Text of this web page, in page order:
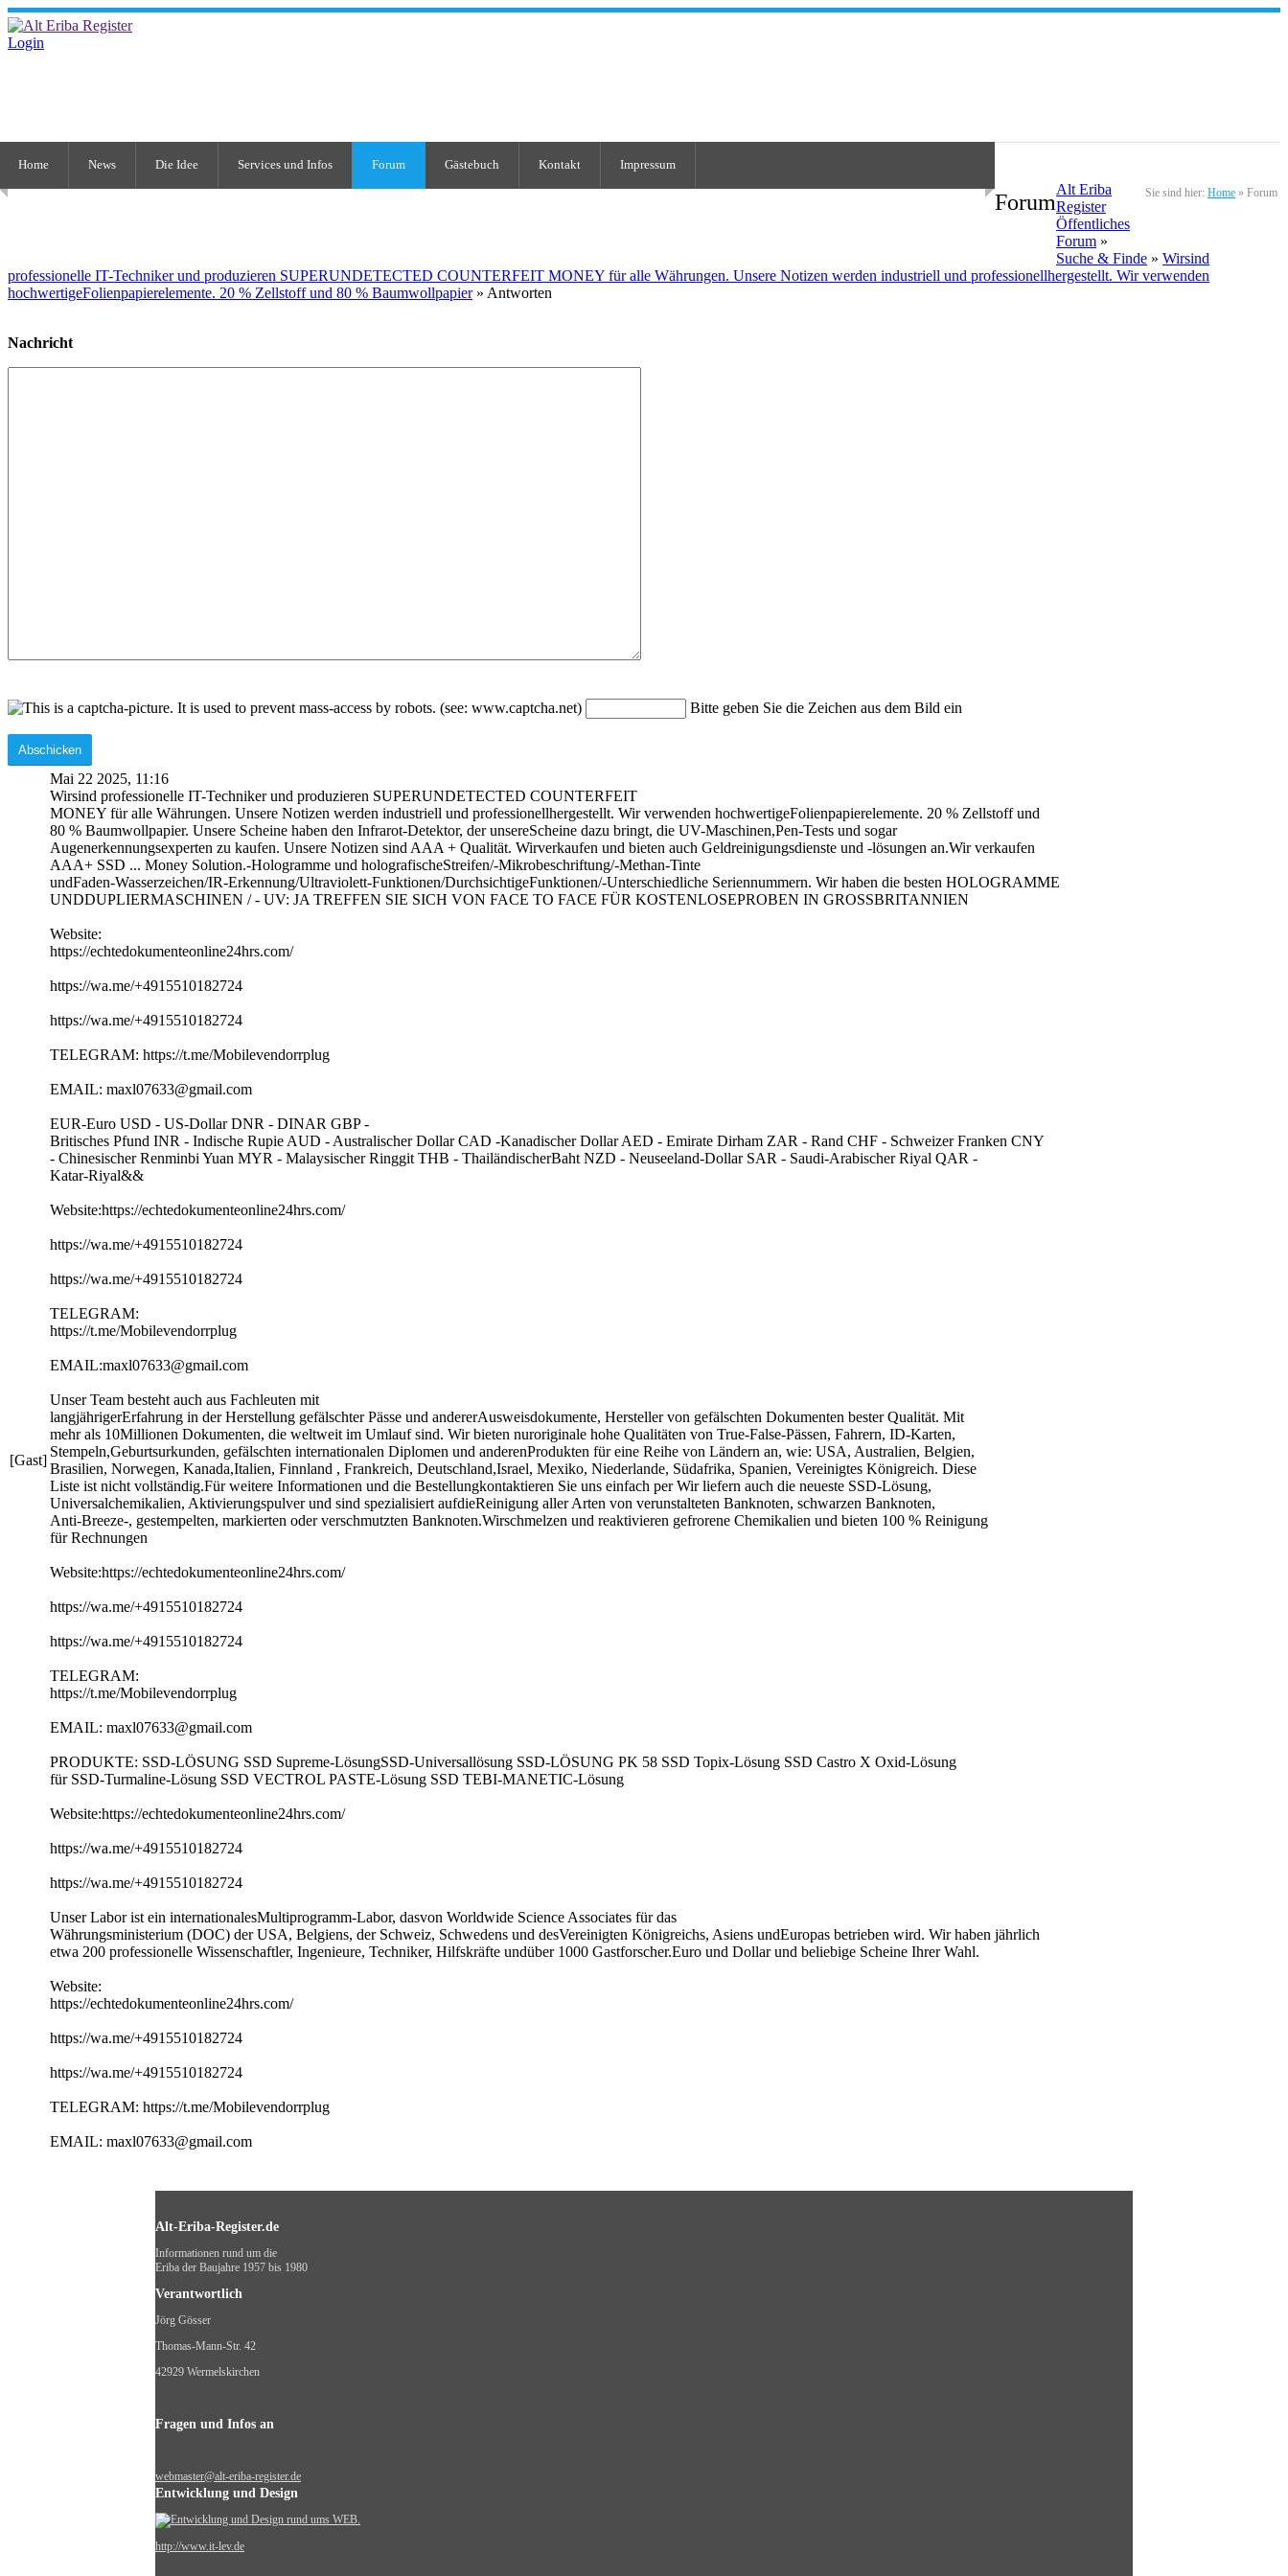
Login
Home News Die Idee Services und Infos Forum Gästebuch Kontakt Impressum
Forum Sie sind hier: Home » Forum
Alt Eriba
Register
Öffentliches
Forum »
Suche & Finde » Wirsind
professionelle IT-Techniker und produzieren SUPERUNDETECTED COUNTERFEIT MONEY für alle Währungen. Unsere Notizen werden industriell und professionellhergestellt. Wir verwenden
hochwertigeFolienpapierelemente. 20 % Zellstoff und 80 % Baumwollpapier» Antworten
Nachricht
Bitte geben Sie die Zeichen aus dem Bild ein
[Gast]
Mai 22 2025, 11:16
Wirsind professionelle IT-Techniker und produzieren SUPERUNDETECTED COUNTERFEIT
MONEY für alle Währungen. Unsere Notizen werden industriell und professionellhergestellt. Wir verwenden hochwertigeFolienpapierelemente. 20 % Zellstoff und
80 % Baumwollpapier. Unsere Scheine haben den Infrarot-Detektor, der unsereScheine dazu bringt, die UV-Maschinen,Pen-Tests und sogar
Augenerkennungsexperten zu kaufen. Unsere Notizen sind AAA + Qualität. Wirverkaufen und bieten auch Geldreinigungsdienste und -lösungen an.Wir verkaufen
AAA+ SSD ... Money Solution.-Hologramme und holografischeStreifen/-Mikrobeschriftung/-Methan-Tinte
undFaden-Wasserzeichen/IR-Erkennung/Ultraviolett-Funktionen/DurchsichtigeFunktionen/-Unterschiedliche Seriennummern. Wir haben die besten HOLOGRAMME
UNDDUPLIERMASCHINEN / - UV: JA TREFFEN SIE SICH VON FACE TO FACE FÜR KOSTENLOSEPROBEN IN GROSSBRITANNIEN
Website:
https://echtedokumenteonline24hrs.com/
https://wa.me/+4915510182724
https://wa.me/+4915510182724
TELEGRAM: https://t.me/Mobilevendorrplug
EMAIL: maxl07633@gmail.com
EUR-Euro USD - US-Dollar DNR - DINAR GBP -
Britisches Pfund INR - Indische Rupie AUD - Australischer Dollar CAD -Kanadischer Dollar AED - Emirate Dirham ZAR - Rand CHF - Schweizer Franken CNY
- Chinesischer Renminbi Yuan MYR - Malaysischer Ringgit THB - ThailändischerBaht NZD - Neuseeland-Dollar SAR - Saudi-Arabischer Riyal QAR -
Katar-Riyal&&
Website:https://echtedokumenteonline24hrs.com/
https://wa.me/+4915510182724
https://wa.me/+4915510182724
TELEGRAM:
https://t.me/Mobilevendorrplug
EMAIL:maxl07633@gmail.com
Unser Team besteht auch aus Fachleuten mit
langjährigerErfahrung in der Herstellung gefälschter Pässe und andererAusweisdokumente, Hersteller von gefälschten Dokumenten bester Qualität. Mit
mehr als 10Millionen Dokumenten, die weltweit im Umlauf sind. Wir bieten nuroriginale hohe Qualitäten von True-False-Pässen, Fahrern, ID-Karten,
Stempeln,Geburtsurkunden, gefälschten internationalen Diplomen und anderenProdukten für eine Reihe von Ländern an, wie: USA, Australien, Belgien,
Brasilien, Norwegen, Kanada,Italien, Finnland , Frankreich, Deutschland,Israel, Mexiko, Niederlande, Südafrika, Spanien, Vereinigtes Königreich. Diese
Liste ist nicht vollständig.Für weitere Informationen und die Bestellungkontaktieren Sie uns einfach per Wir liefern auch die neueste SSD-Lösung,
Universalchemikalien, Aktivierungspulver und sind spezialisiert aufdieReinigung aller Arten von verunstalteten Banknoten, schwarzen Banknoten,
Anti-Breeze-, gestempelten, markierten oder verschmutzten Banknoten.Wirschmelzen und reaktivieren gefrorene Chemikalien und bieten 100 % Reinigung
für Rechnungen
Website:https://echtedokumenteonline24hrs.com/
https://wa.me/+4915510182724
https://wa.me/+4915510182724
TELEGRAM:
https://t.me/Mobilevendorrplug
EMAIL: maxl07633@gmail.com
PRODUKTE: SSD-LÖSUNG SSD Supreme-LösungSSD-Universallösung SSD-LÖSUNG PK 58 SSD Topix-Lösung SSD Castro X Oxid-Lösung
für SSD-Turmaline-Lösung SSD VECTROL PASTE-Lösung SSD TEBI-MANETIC-Lösung
Website:https://echtedokumenteonline24hrs.com/
https://wa.me/+4915510182724
https://wa.me/+4915510182724
Unser Labor ist ein internationalesMultiprogramm-Labor, dasvon Worldwide Science Associates für das
Währungsministerium (DOC) der USA, Belgiens, der Schweiz, Schwedens und desVereinigten Königreichs, Asiens undEuropas betrieben wird. Wir haben jährlich
etwa 200 professionelle Wissenschaftler, Ingenieure, Techniker, Hilfskräfte undüber 1000 Gastforscher.Euro und Dollar und beliebige Scheine Ihrer Wahl.
Website:
https://echtedokumenteonline24hrs.com/
https://wa.me/+4915510182724
https://wa.me/+4915510182724
TELEGRAM: https://t.me/Mobilevendorrplug
EMAIL: maxl07633@gmail.com
Alt-Eriba-Register.de
Informationen rund um die
Eriba der Baujahre 1957 bis 1980
Verantwortlich
Jörg Gösser
Thomas-Mann-Str. 42
42929 Wermelskirchen
Fragen und Infos an
webmaster@alt-eriba-register.de
Entwicklung und Design
http://www.it-lev.de